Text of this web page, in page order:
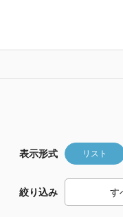
表示形式 リスト
絞り込み